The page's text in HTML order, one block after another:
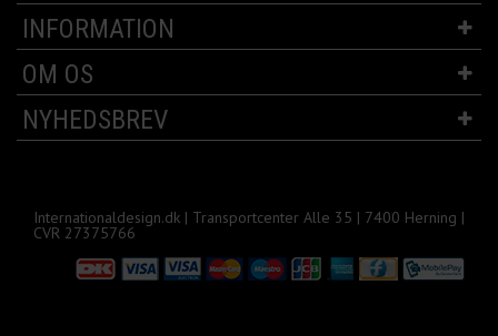
INFORMATION
OM OS
NYHEDSBREV
Internationaldesign.dk | Transportcenter Alle 35 | 7400 Herning |
CVR 27375766